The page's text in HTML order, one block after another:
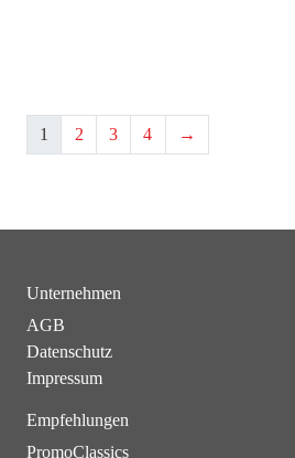
1 2 3 4 →
Unternehmen
AGB
Datenschutz
Impressum
Empfehlungen
PromoClassics